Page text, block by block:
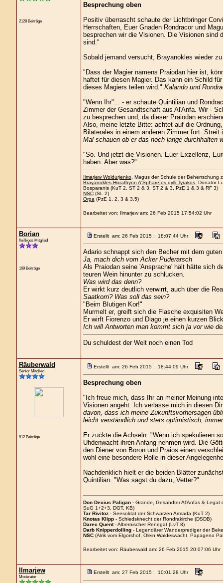
2128 Beiträge
Besprechung oben
Positiv überrascht schaute der Lichtbringer
Herrschaften, Euer Gnaden Rondracor und
besprechen wir die Visionen. Die Visionen
sind."
Sobald jemand versucht, Brayanokles wieder
"Dass der Magier namens Praiodan hier ist,
haftet für diesen Magier. Das kann ein Schild
dieses Magiers teilen wird." Kalando und
"Wenn Ihr"... - er schaute Quintilian und
Zimmer der Gesandtschaft aus Al'Anfa. Wir -
zu besprechen und, da dieser Praiodan
Also, meine letzte Bitte: achtet auf die
Bilaterales in einem anderen Zimmer fort.
Mal schauen ob er das noch lange durchhalten
"So. Und jetzt die Visionen. Euer Exzellenz,
haben. Aber was?"
Ilmarjew Woldurjenko, Magus der Schule der Beherrschung
Brayanokles Horathyon A'Sphareïos dylli Tyrakos, Donator
Bosparanis (KuT 2, ST 2 & 3, ST 2 & 3, PzE 1 & 3 & RF 3)
NSC(SL 2)
Orga (PzE 1, 2, 3 & 3.5)
Bearbeitet von: Ilmarjew am: 26 Feb 2015 17:54:02 Uhr
Borian
fleißiges Mitglied
169 Beiträge
Erstellt am: 26 Feb 2015 : 18:07:44 Uhr
Adario schnappt sich den Becher mit dem
Ja, mach dich vom Acker Puderarsch
Als Praiodan seine 'Ansprache' hält hätte sich
teuren Wein hinunter zu schlucken.
Was wird das denn?
Er wirkt kurz deutlich verwirrt, auch über die
Saatkorn? Was soll das sein?
"Beim Blutigen Kor!"
Murmelt er, greift sich die Flasche exquisiten
Er wirft Fiorenzo und Diago je einen kurzen
Ich will Antworten man kommt sich ja vor wie
Du schuldest der Welt noch einen Tod
Räuberwald
Senior Mitglied
812 Beiträge
Erstellt am: 26 Feb 2015 : 18:44:09 Uhr
Besprechung oben
"Ich freue mich, dass Ihr an meiner Meinung
Visionen angeht. Ich verlasse mich in diesen
davon, dass ich meine Zukunftsvorhersagen
leicht verständlich und stets optimistisch,
Er zuckte die Achseln. "Wenn ich spekulieren
Uhdenwacht ihren Anfang nehmen wird. Die
den Diener von Boron und Praios einen
wohl eine besondere Rolle in dieser
Nachdenklich hielt er die beiden Blätter
Quintilian. "Was sagst du dazu, Vetter?"
Don Decius Paligan- Grande, Gesandter Al'Anfas & Legat
SuG 1+2+3, DGT, KB)
Tar Rivitoz- Seesoldat der Schwarzen Armada (KuT 2)
Knotas Klipp- Schiedsknecht der Rondrakirche (DSDB)
Darec Quent- Albernischer Renegat (LvT 8)
Darb Knipperdolling- Legendärer Wanderprediger der
NSC(Alrik vom Elgorshof, Olein Waldeswacht, Papageno
Bearbeitet von: Räuberwald am: 26 Feb 2015 20:07:06 Uhr
Ilmarjew
Moderator
Erstellt am: 27 Feb 2015 : 10:01:28 Uhr